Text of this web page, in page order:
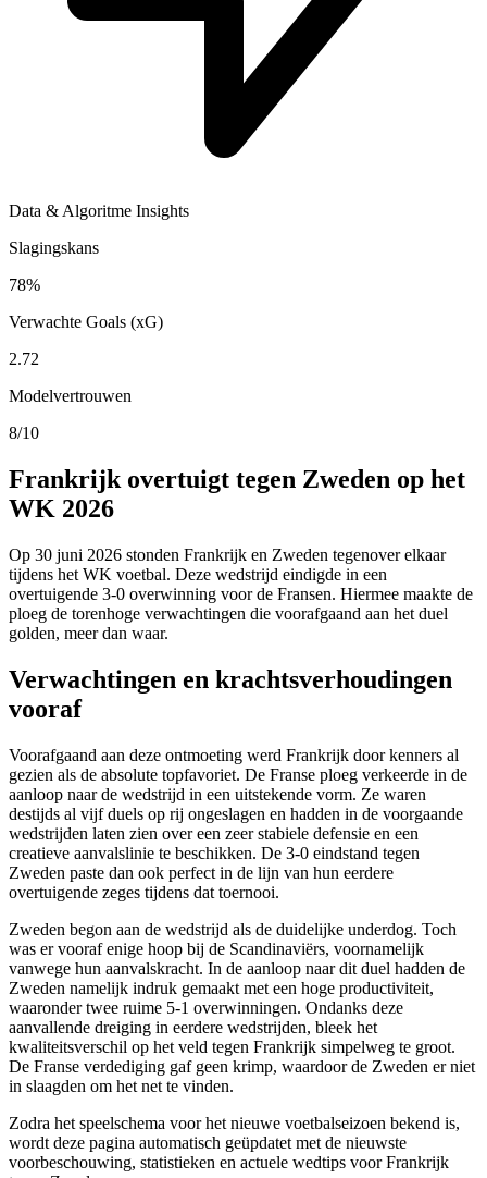
Data & Algoritme Insights
Slagingskans
78%
Verwachte Goals (xG)
2.72
Modelvertrouwen
8/10
Frankrijk overtuigt tegen Zweden op het
WK 2026
Op 30 juni 2026 stonden Frankrijk en Zweden tegenover elkaar
tijdens het WK voetbal. Deze wedstrijd eindigde in een
overtuigende 3-0 overwinning voor de Fransen. Hiermee maakte de
ploeg de torenhoge verwachtingen die voorafgaand aan het duel
golden, meer dan waar.
Verwachtingen en krachtsverhoudingen
vooraf
Voorafgaand aan deze ontmoeting werd Frankrijk door kenners al
gezien als de absolute topfavoriet. De Franse ploeg verkeerde in de
aanloop naar de wedstrijd in een uitstekende vorm. Ze waren
destijds al vijf duels op rij ongeslagen en hadden in de voorgaande
wedstrijden laten zien over een zeer stabiele defensie en een
creatieve aanvalslinie te beschikken. De 3-0 eindstand tegen
Zweden paste dan ook perfect in de lijn van hun eerdere
overtuigende zeges tijdens dat toernooi.
Zweden begon aan de wedstrijd als de duidelijke underdog. Toch
was er vooraf enige hoop bij de Scandinaviërs, voornamelijk
vanwege hun aanvalskracht. In de aanloop naar dit duel hadden de
Zweden namelijk indruk gemaakt met een hoge productiviteit,
waaronder twee ruime 5-1 overwinningen. Ondanks deze
aanvallende dreiging in eerdere wedstrijden, bleek het
kwaliteitsverschil op het veld tegen Frankrijk simpelweg te groot.
De Franse verdediging gaf geen krimp, waardoor de Zweden er niet
in slaagden om het net te vinden.
Zodra het speelschema voor het nieuwe voetbalseizoen bekend is,
wordt deze pagina automatisch geüpdatet met de nieuwste
voorbeschouwing, statistieken en actuele wedtips voor Frankrijk